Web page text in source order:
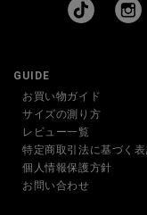
GUIDE
お買い物ガイド
サイズの測り方
レビュー一覧
特定商取引法に基づく
個人情報保護方針
お問い合わせ